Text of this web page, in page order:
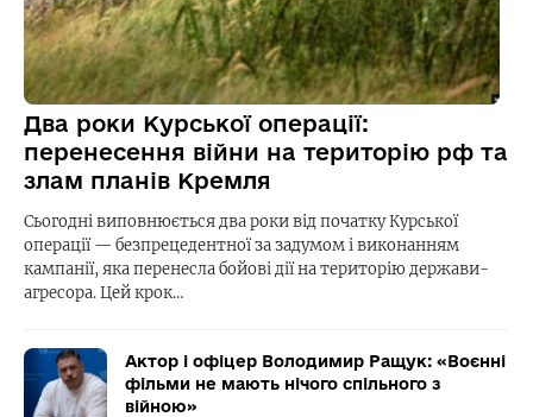
Два роки Курської операції:
перенесення війни на територію рф та
злам планів Кремля
Сьогодні виповнюється два роки від початку Курської
операції — безпрецедентної за задумом і виконанням
кампанії, яка перенесла бойові дії на територію держави-
агресора. Цей крок…
Актор і офіцер Володимир Ращук: «Воєнні
фільми не мають нічого спільного з
війною»